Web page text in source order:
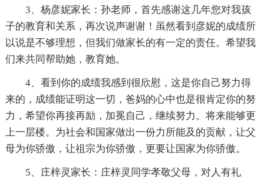
3、杨彦妮家长：孙老师，首先感谢这几年您对我孩
子的教育和关系，再次说声谢谢！虽然看到彦妮的成绩所
以说是不够理想，但我们做家长的有一定的责任。希望我
们来共同帮助她，教育她。
4、看到你的成绩我感到很欣慰，这是你自己努力得
来的，成绩能证明这一切，爸妈的心中也是很肯定你的努
力，希望你再接再励，加冕自己，继续努力。将来能够更
上一层楼。为社会和国家做出一份力所能及的贡献，让父
母为你骄傲，让祖宗为你骄傲，更要让国家为你骄傲。
5、庄梓灵家长：庄梓灵同学孝敬父母，对人有礼